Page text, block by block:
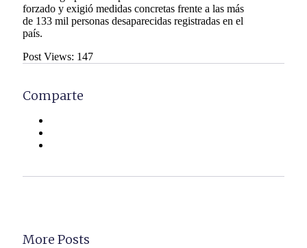
forzado y exigió medidas concretas frente a las más
de 133 mil personas desaparecidas registradas en el
país.
Post Views: 147
Comparte
More Posts